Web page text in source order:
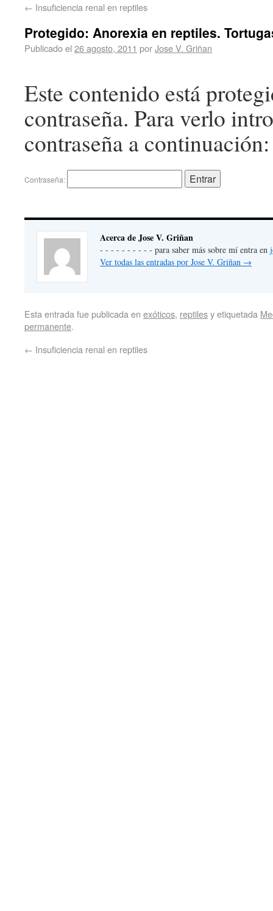
← Insuficiencia renal en reptiles
Protegido: Anorexia en reptiles.
Publicado el 26 agosto, 2011 porJose V. Griñan
Este contenido está
contraseña. Para verlo
contraseña a continuación:
Contraseña:
Acerca de Jose V. Griñan
- - - - - - - - - - para saber más sobre mí entra en
Ver todas las entradas por Jose V. Griñan →
Esta entrada fue publicada en exóticos, reptilesy etiquetada
permanente.
← Insuficiencia renal en reptiles